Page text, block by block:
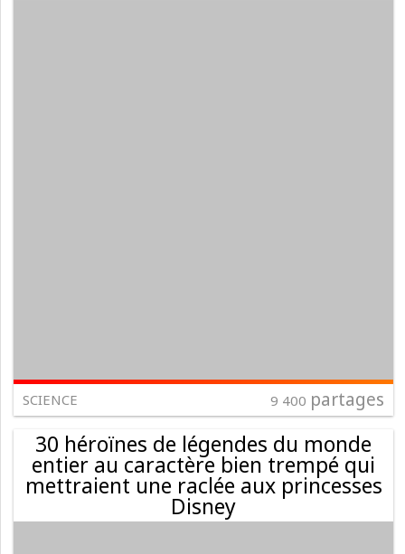
SCIENCE 9 400 partages
30 héroïnes de légendes du monde
entier au caractère bien trempé qui
mettraient une raclée aux princesses
Disney